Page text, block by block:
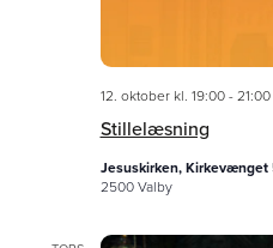
Stillelæsning
12. oktober kl. 19:00-21:00
Jesuskirken, Kirkevænget
2500 Valby